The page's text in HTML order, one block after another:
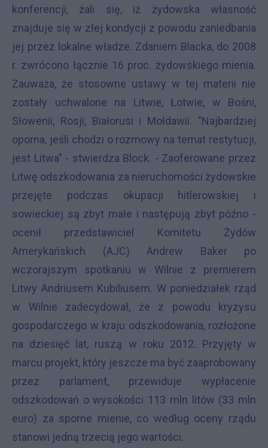
konferencji, żali się, iż żydowska własność
znajduje się w złej kondycji z powodu zaniedbania
jej przez lokalne władze. Zdaniem Blacka, do 2008
r. zwrócono łącznie 16 proc. żydowskiego mienia.
Zauważa, że stosowne ustawy w tej materii nie
zostały uchwalone na Litwie, Łotwie, w Bośni,
Słowenii, Rosji, Białorusi i Mołdawii. "Najbardziej
oporna, jeśli chodzi o rozmowy na temat restytucji,
jest Litwa" - stwierdza Block. - Zaoferowane przez
Litwę odszkodowania za nieruchomości żydowskie
przejęte podczas okupacji hitlerowskiej i
sowieckiej są zbyt małe i następują zbyt późno -
ocenił przedstawiciel Komitetu Żydów
Amerykańskich (AJC) Andrew Baker po
wczorajszym spotkaniu w Wilnie z premierem
Litwy Andriusem Kubiliusem. W poniedziałek rząd
w Wilnie zadecydował, że z powodu kryzysu
gospodarczego w kraju odszkodowania, rozłożone
na dziesięć lat, ruszą w roku 2012. Przyjęty w
marcu projekt, który jeszcze ma być zaaprobowany
przez parlament, przewiduje wypłacenie
odszkodowań o wysokości 113 mln litów (33 mln
euro) za sporne mienie, co według oceny rządu
stanowi jedną trzecią jego wartości.